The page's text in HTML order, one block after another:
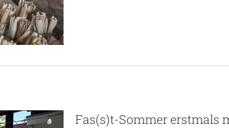
Fas(s)t-Sommer erstmals